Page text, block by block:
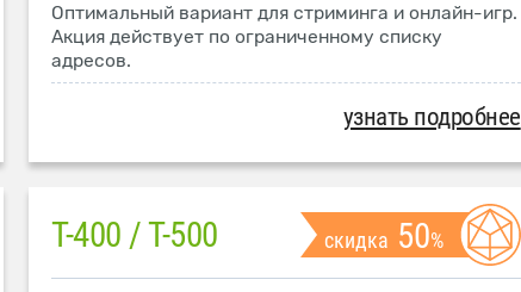
Оптимальный вариант для стриминга и онлайн-игр.
Акция действует по ограниченному списку
адресов.
узнать подробнее
T-400 / T-500 скидка 50%